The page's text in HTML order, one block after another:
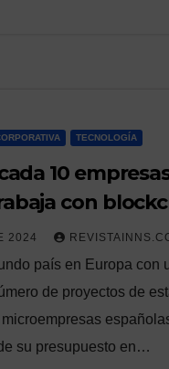
TECNOLOGÍA
10
con
2024
país en Europa con
de proyectos de
su presupuesto en…